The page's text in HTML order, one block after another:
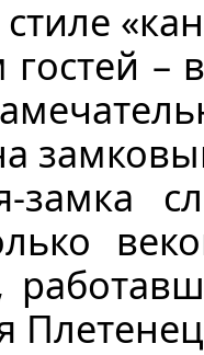
–
замка